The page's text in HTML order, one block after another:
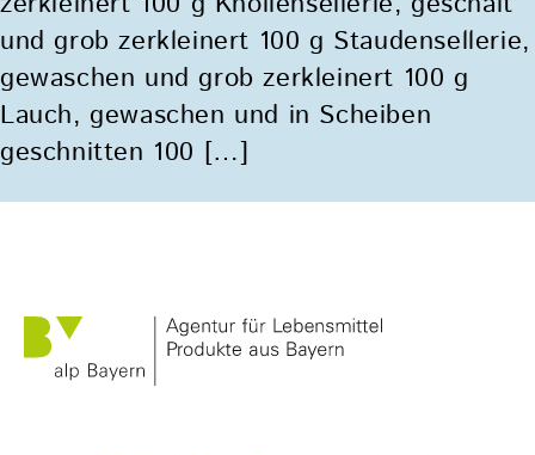
und grob zerkleinert 100 g Staudensellerie,
gewaschen und grob zerkleinert 100 g
Lauch, gewaschen und in Scheiben
geschnitten 100 […]